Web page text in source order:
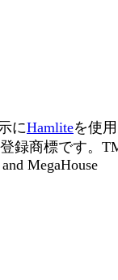
にHamliteを使
録商標です。
and MegaHouse